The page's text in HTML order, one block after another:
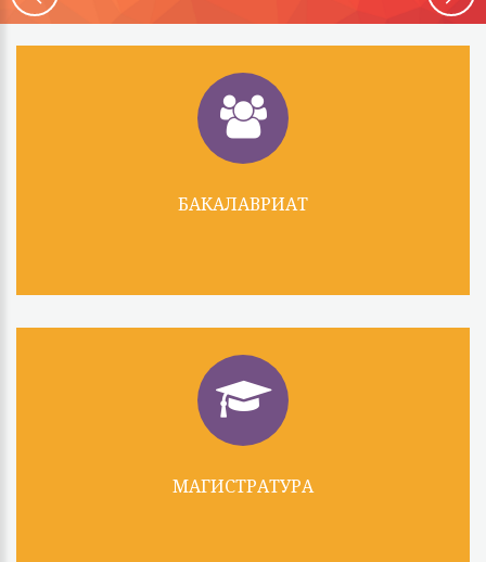
БАКАЛАВРИАТ
МАГИСТРАТУРА